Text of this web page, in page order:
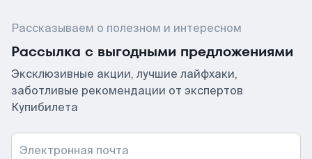
Рассказываем о полезном и интересном
Рассылка с выгодными предложениями
Эксклюзивные акции, лучшие лайфхаки,
заботливые рекомендации от экспертов
Купибилета
Электронная почта